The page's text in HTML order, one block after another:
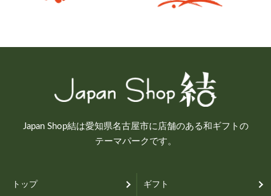
Japan Shop結は愛知県名古屋市に店舗のある和ギフトの
テーマパークです。
トップ ギフト